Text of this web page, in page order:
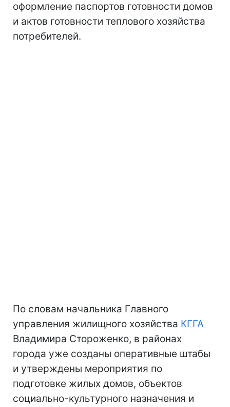
оформление паспортов готовности домов
и актов готовности теплового хозяйства
потребителей.
По словам начальника Главного
управления жилищного хозяйства КГГА
Владимира Стороженко, в районах
города уже созданы оперативные штабы
и утверждены мероприятия по
подготовке жилых домов, объектов
социально-культурного назначения и